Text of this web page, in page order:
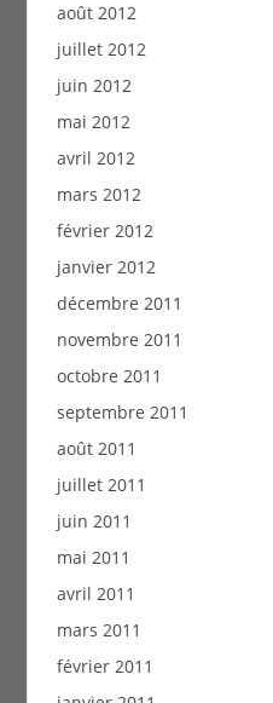
août 2012
juillet 2012
juin 2012
mai 2012
avril 2012
mars 2012
février 2012
janvier 2012
décembre 2011
novembre 2011
octobre 2011
septembre 2011
août 2011
juillet 2011
juin 2011
mai 2011
avril 2011
mars 2011
février 2011